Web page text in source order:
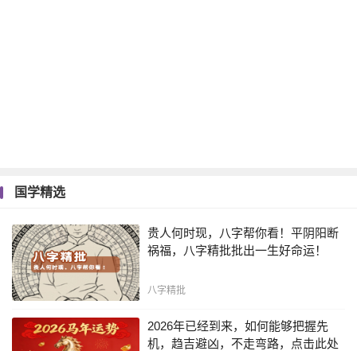
国学精选
贵人何时现，八字帮你看！平阴阳断
祸福，八字精批批出一生好命运！
八字精批
2026年已经到来，如何能够把握先
机，趋吉避凶，不走弯路，点击此处